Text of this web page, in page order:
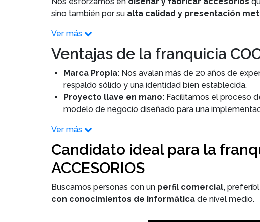
sino también por su alta calidad y presentación
Ver más
Ventajas de la franquicia
Marca Propia: Nos avalan más de 20 años de
respaldo sólido y una identidad bien establecida.
Proyecto llave en mano: Facilitamos el proceso
modelo de negocio diseñado para una
Ver más
Candidato ideal para la
ACCESORIOS
Buscamos personas con un perfil comercial,
con conocimientos de informática de nivel medio.